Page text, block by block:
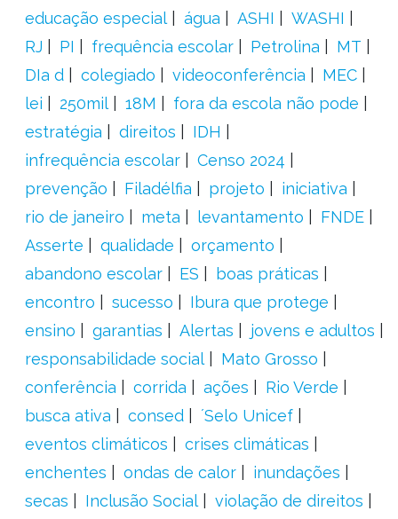
educação especial
água ASHI
WASHI
RJ
PI frequência escolar Petrolina
MT
DIa d
colegiado videoconferência
MEC
lei
250mil 18M
fora da escola não pode
estratégia
direitos
IDH
infrequência escolar
Censo 2024
prevenção
Filadélfia projeto
iniciativa
rio de janeiro
meta levantamento
FNDE
Asserte
qualidade
orçamento
abandono escolar
ES
boas práticas
encontro
sucesso
Ibura que protege
ensino
garantias Alertas
jovens e adultos
responsabilidade social
Mato Grosso
conferência
corrida ações
Rio Verde
busca ativa
consed
´Selo Unicef
eventos climáticos
crises climáticas
enchentes
ondas de calor
inundações
secas
Inclusão Social
violação de direitos